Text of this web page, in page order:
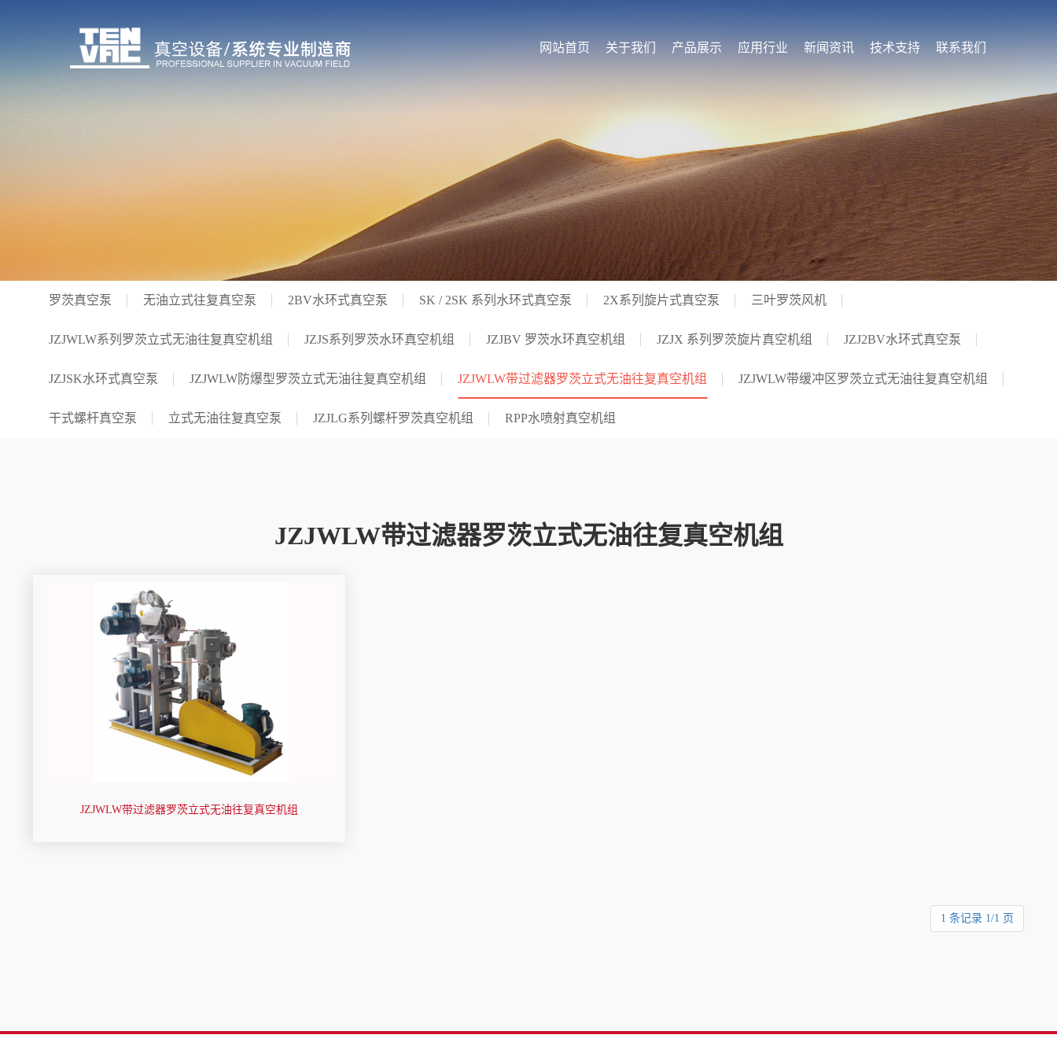
网站首页 关于我们 产品展示 应用行业 新闻资讯 技术支持 联系我们
罗茨真空泵 无油立式往复真空泵 2BV水环式真空泵 SK / 2SK 系列水环式真空泵 2X系列旋片式真空泵 三叶罗茨风机
JZJWLW系列罗茨立式无油往复真空机组 JZJS系列罗茨水环真空机组 JZJBV 罗茨水环真空机组 JZJX 系列罗茨旋片真空机组 JZJ2BV水环式真空泵
JZJSK水环式真空泵 JZJWLW防爆型罗茨立式无油往复真空机组 JZJWLW带过滤器罗茨立式无油往复真空机组 JZJWLW带缓冲区罗茨立式无油往复真空机组
干式螺杆真空泵 立式无油往复真空泵 JZJLG系列螺杆罗茨真空机组 RPP水喷射真空机组
JZJWLW带过滤器罗茨立式无油往复真空机组
JZJWLW带过滤器罗茨立式无油往复真空机组
1 条记录 1/1 页